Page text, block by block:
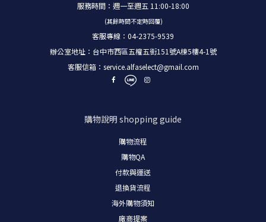
服務時間：週一至週五 11:00-18:00
(其餘時間不定時回覆)
客服專線：04-2375-9539
辦公室地址：台中市西區五權五街151號A棟5樓4-1號
客服信箱： service.alfaselect@gmail.com
購物說明 shopping guide
購物流程
購物QA
付款與運送
退換貨流程
海外購物須知
廠商提案